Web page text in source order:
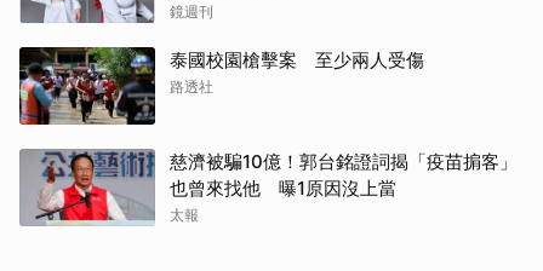
鏡週刊
泰國校園槍擊案 至少兩人受傷
路透社
慈濟被騙10億！郭台銘證詞揭「疫苗掮客」
也曾來找他 曝1原因沒上當
太報